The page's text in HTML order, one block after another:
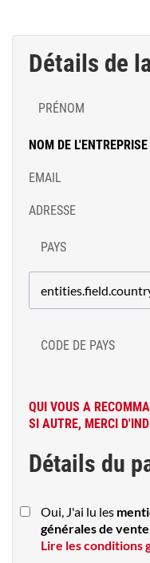
Détails de
PRÉNOM
NOM DE L'ENTREPRISE
EMAIL
ADRESSE
PAYS
CODE DE PAYS
QUI VOUS A
SI AUTRE, MERCI
Détails du
Oui, J'ai lu les
générales de vente
Lire les conditions